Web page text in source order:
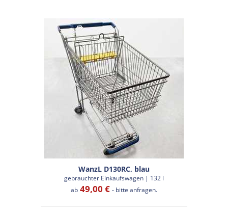
WanzL D130RC, blau
gebrauchter Einkaufswagen | 132 l
ab49,00 € - bitte anfragen.